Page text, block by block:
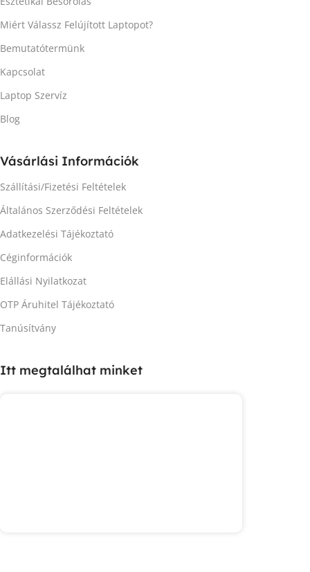
Miért Válassz Felújított Laptopot?
Bemutatótermünk
Kapcsolat
Laptop Szervíz
Blog
Vásárlási Információk
Szállítási/Fizetési Feltételek
Általános Szerződési Feltételek
Adatkezelési Tájékoztató
Céginformációk
Elállási Nyilatkozat
OTP Áruhitel Tájékoztató
Tanúsítvány
Itt megtalálhat minket